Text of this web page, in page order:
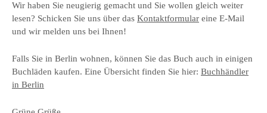
Wir haben Sie neugierig gemacht und Sie wollen gleich weiter
lesen? Schicken Sie uns über das Kontaktformular eine E-Mail
und wir melden uns bei Ihnen!
Falls Sie in Berlin wohnen, können Sie das Buch auch in einigen
Buchläden kaufen. Eine Übersicht finden Sie hier: Buchhändler
in Berlin